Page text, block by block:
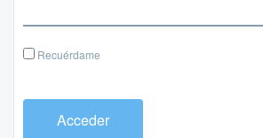
Recuérdame
Acceder